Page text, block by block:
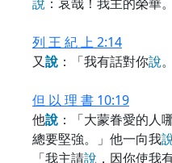
列 王 紀 上 2:14
又說 ：「我有話對你說
但 以 理 書 10:19
他說 ：「大蒙眷愛的人
總要堅強。」他一向我
「我主請說 ，因你使我